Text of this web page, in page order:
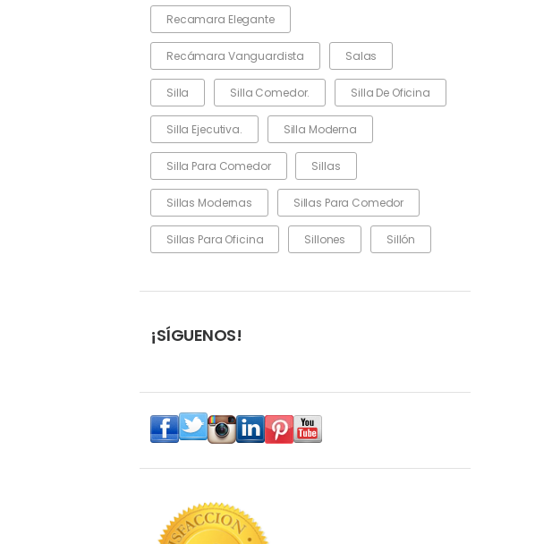
Recamara Elegante
Recámara Vanguardista Salas
Silla Silla Comedor. Silla De Oficina
Silla Ejecutiva. Silla Moderna
Silla Para Comedor Sillas
Sillas Modernas Sillas Para Comedor
Sillas Para Oficina Sillones Sillón
¡SÍGUENOS!